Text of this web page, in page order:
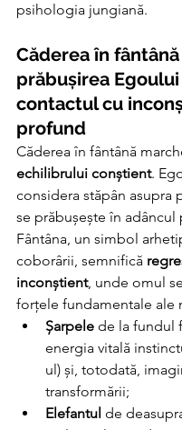
psihologia jungiană.
Căderea în fântână
prăbușirea Egoului
contactul cu
profund
Căderea în fântână
echilibrului conștient.
considera stăpân asupra
se prăbușește în adâncul
Fântâna, un simbol
coborârii, semnifică
inconștient, unde omul
forțele fundamentale ale
Șarpele de la fundul
energia vitală
ul) și, totodată,
transformării;
Elefantul de